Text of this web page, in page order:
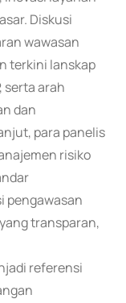
Diskusi
wawasan
terkini lanskap
serta arah
dan
para panelis
risiko
pengawasan
transparan,
referensi